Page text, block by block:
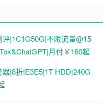
|1C1G50G|不限流量@15
月付￥160起
|8折|E3E5|1T HDD|240G